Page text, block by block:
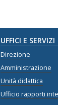
UFFICI E SERVIZI
Direzione
Amministrazione
Unità didattica
Ufficio rapporti